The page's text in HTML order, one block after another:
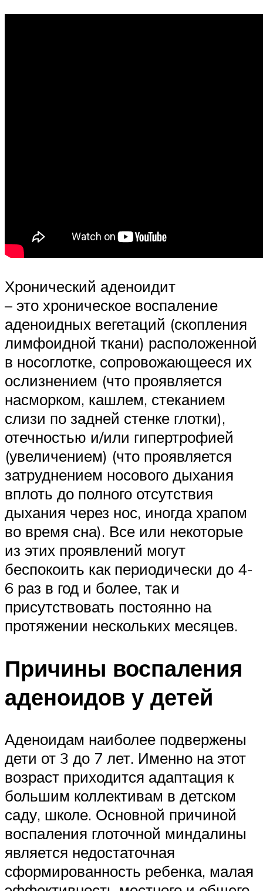
Хронический аденоидит
– это хроническое воспаление
аденоидных вегетаций (скопления
лимфоидной ткани) расположенной
в носоглотке, сопровожающееся их
ослизнением (что проявляется
насморком, кашлем, стеканием
слизи по задней стенке глотки),
отечностью и/или гипертрофией
(увеличением) (что проявляется
затруднением носового дыхания
вплоть до полного отсутствия
дыхания через нос, иногда храпом
во время сна). Все или некоторые
из этих проявлений могут
беспокоить как периодически до 4-
6 раз в год и более, так и
присутствовать постоянно на
протяжении нескольких месяцев.
Причины воспаления
аденоидов у детей
Аденоидам наиболее подвержены
дети от 3 до 7 лет. Именно на этот
возраст приходится адаптация к
большим коллективам в детском
саду, школе. Основной причиной
воспаления глоточной миндалины
является недостаточная
сформированность ребенка, малая